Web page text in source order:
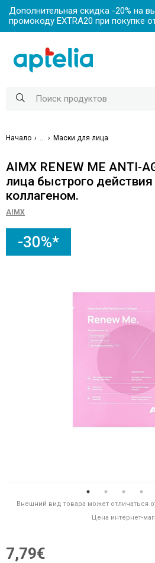
Дополнительная скидка -20% на
промокоду EXTRA20 при покупке
Начало Маски для лица
AIMX RENEW ME ANTI-
лица быстрого
коллагеном.
AIMX
-30%*
Внешний вид товара может отличаться
Цена интернет-
7,79€